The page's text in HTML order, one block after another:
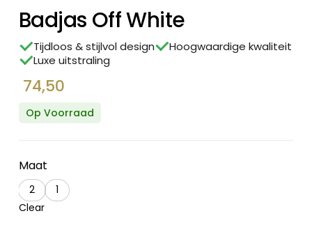
Badjas Off White
Tijdloos & stijlvol design
Hoogwaardige kwaliteit
Luxe uitstraling
74,50
Op Voorraad
Maat
2
1
Clear